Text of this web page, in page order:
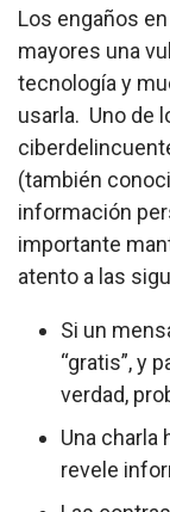
Los engaños
mayores una
tecnología y
usarla. Uno de
(también
información
importante
atento a las
Si un
“gratis”, y
verdad,
Una charla
revele